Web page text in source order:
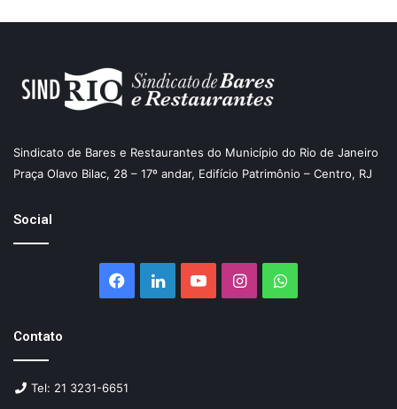
Sindicato de Bares e Restaurantes do Município do Rio de Janeiro
Praça Olavo Bilac, 28 – 17º andar, Edifício Patrimônio – Centro, RJ
Social
Facebook
LinkedinYouTubeInstagramWhatsApp
Contato
Tel: 21 3231-6651